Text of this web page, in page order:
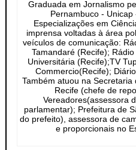
Graduada em Jornalismo
Pernambuco - Unicap
Especializações em
imprensa voltadas à área
veículos de comunicação:
Tamandaré (Recife);
Universitária (Recife);TV
Commercio(Recife);
Também atuou na
Recife (chefe de
Vereadores(assessora
parlamentar); Prefeitura de
do prefeito), assessora de
e proporcionais no